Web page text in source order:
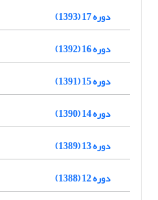
دوره 17 (1393)
دوره 16 (1392)
دوره 15 (1391)
دوره 14 (1390)
دوره 13 (1389)
دوره 12 (1388)